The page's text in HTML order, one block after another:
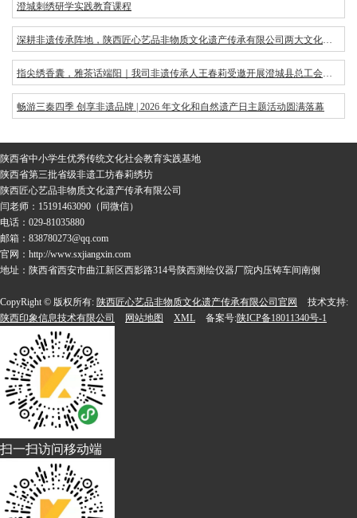
澄城刺绣研学实践教育课程
深耕非遗传承阵地，陕西匠心艺品非物质文化遗产传承有限公司两大文化实践平台正式落地
指尖绣香囊，雅茶话端阳｜我司非遗传承人王春莉受邀开展澄城县总工会端午古法香囊与茶文化主题体验活动
畅游三秦四季 创享非遗品牌 | 2026 年文化和自然遗产日主题活动圆满落幕
陕西省中小学生优秀传统文化社会教育实践基地
陕西省第三批省级非遗工坊春莉绣坊
陕西匠心艺品非物质文化遗产传承有限公司
闫老师：15191463090（同微信）
电话：029-81035880
邮箱：838780273@qq.com
官网：http://www.sxjiangxin.com
地址：陕西省西安市曲江新区西影路314号陕西测绘仪器厂院内压铸车间南侧
CopyRight © 版权所有: 陕西匠心艺品非物质文化遗产传承有限公司官网
技术支持:
陕西印象信息技术有限公司
网站地图 XML 备案号:陕ICP备18011340号-1
扫一扫访问移动端